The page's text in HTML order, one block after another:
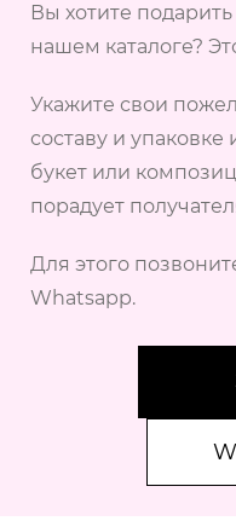
Вы хотите подарить
нашем каталоге?
Укажите свои
составу и
букет или
порадует
Для этого
Whatsapp.